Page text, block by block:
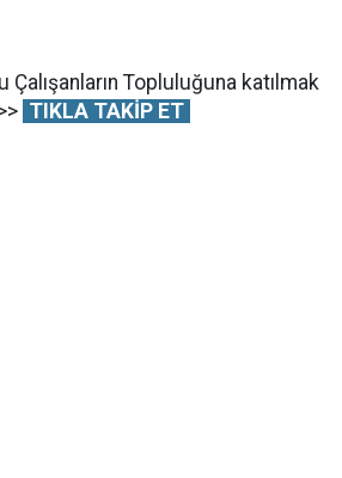
Topluluğuna katılmak
TIKLA TAKİP ET